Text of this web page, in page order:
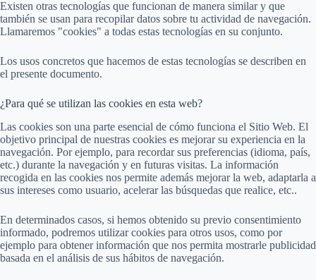
Existen otras tecnologías que funcionan de manera similar y que
también se usan para recopilar datos sobre tu actividad de navegación.
Llamaremos "cookies" a todas estas tecnologías en su conjunto.
Los usos concretos que hacemos de estas tecnologías se describen en
el presente documento.
¿Para qué se utilizan las cookies en esta web?
Las cookies son una parte esencial de cómo funciona el Sitio Web. El
objetivo principal de nuestras cookies es mejorar su experiencia en la
navegación. Por ejemplo, para recordar sus preferencias (idioma, país,
etc.) durante la navegación y en futuras visitas. La información
recogida en las cookies nos permite además mejorar la web, adaptarla a
sus intereses como usuario, acelerar las búsquedas que realice, etc..
En determinados casos, si hemos obtenido su previo consentimiento
informado, podremos utilizar cookies para otros usos, como por
ejemplo para obtener información que nos permita mostrarle publicidad
basada en el análisis de sus hábitos de navegación.